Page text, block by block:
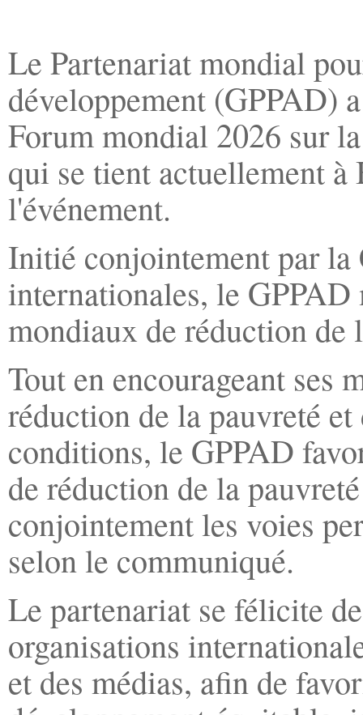
Le Partenariat mondial
développement (GPPAD)
Forum mondial 2026 sur
qui se tient actuellement
l'événement.
Initié conjointement par la
internationales, le GPPAD
mondiaux de réduction
Tout en encourageant ses
réduction de la pauvreté
conditions, le GPPAD
de réduction de la
conjointement les voies
selon le communiqué.
Le partenariat se félicite
organisations
et des médias, afin de